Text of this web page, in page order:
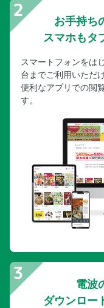
お手持ち
スマホもタ
スマートフォンをは
台までご利用いただ
便利なアプリでの閲
す。
電波
ダウンロー